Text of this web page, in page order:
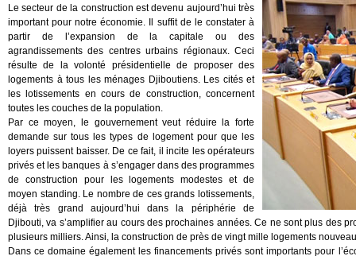
Le secteur de la construction est devenu aujourd’hui très
important pour notre économie. Il suffit de le constater à
partir de l’expansion de la capitale ou des
agrandissements des centres urbains régionaux. Ceci
résulte de la volonté présidentielle de proposer des
logements à tous les ménages Djiboutiens. Les cités et
les lotissements en cours de construction, concernent
toutes les couches de la population.
Par ce moyen, le gouvernement veut réduire la forte
demande sur tous les types de logement pour que les
loyers puissent baisser. De ce fait, il incite les opérateurs
privés et les banques à s’engager dans des programmes
de construction pour les logements modestes et de
moyen standing. Le nombre de ces grands lotissements,
déjà très grand aujourd’hui dans la périphérie de
Djibouti, va s’amplifier au cours des prochaines années. Ce ne sont plus des
plusieurs milliers. Ainsi, la construction de près de vingt mille logements
Dans ce domaine également les financements privés sont importants pour